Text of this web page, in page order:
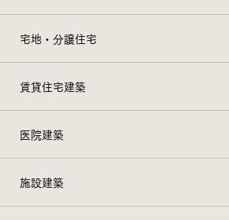
宅地・分譲住宅
賃貸住宅建築
医院建築
施設建築